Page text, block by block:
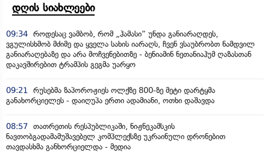
დღის სიახლეები
09:34 როდესაც ვამბობ, რომ „ჰამასი“ უნდა განიარაღდეს,
ვგულისხმობ მძიმე და ყველა სახის იარაღს, ჩვენ ვსაუბრობთ ნამდვილ
განიარაღებაზე და არა მოჩვენებითზე - ბენიამინ ნეთანიაჰუმ ღაზასთან
დაკავშირებით ტრამპის გეგმა უარყო
09:21
რუსებმა ზაპოროჟიეს ოლქზე 800-ზე მეტი დარტყმა
განახორციელეს - დაიღუპა ერთი ადამიანი, ოთხი დაშავდა
08:57 თათრეთის რესპუბლიკაში, ნიჟნეკამსკის
ნავთობგადამამუშავებელ კომპლექსზე უკრაინული დრონებით
თავდასხმა განხორციელდა - მედია